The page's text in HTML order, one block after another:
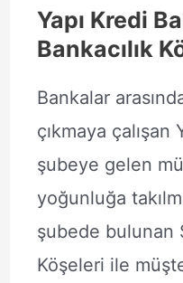
Yapı Kredi
Bankacılık
Bankalar
çıkmaya çalışan
şubeye gelen
yoğunluğa
şubede bulunan
Köşeleri ile